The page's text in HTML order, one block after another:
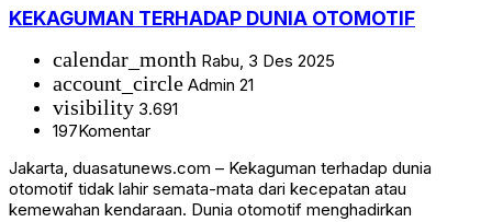
KEKAGUMAN TERHADAP DUNIA OTOMOTIF
calendar_month Rabu, 3 Des 2025
account_circle Admin 21
visibility 3.691
197Komentar
Jakarta, duasatunews.com – Kekaguman terhadap dunia
otomotif tidak lahir semata-mata dari kecepatan atau
kemewahan kendaraan. Dunia otomotif menghadirkan